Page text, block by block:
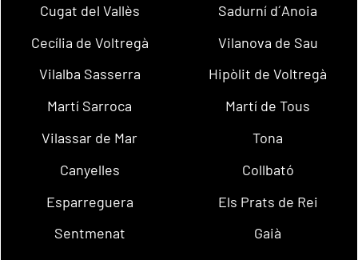
Cugat del Vallès
Sadurní d´Anoia
Cecília de Voltregà
Vilanova de Sau
Vilalba Sasserra
Hipòlit de Voltregà
Martí Sarroca
Martí de Tous
Vilassar de Mar
Tona
Canyelles
Collbató
Esparreguera
Els Prats de Rei
Sentmenat
Gaià